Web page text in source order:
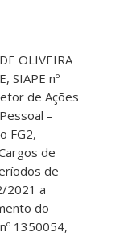
OLIVEIRA
SIAPE nº
de Ações
–
FG2,
de
de
2021 a
do
1350054,